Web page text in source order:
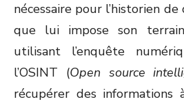
nécessaire pour l’historien
que lui impose son
utilisant l’enquête
l’OSINT (Open source
récupérer des informations